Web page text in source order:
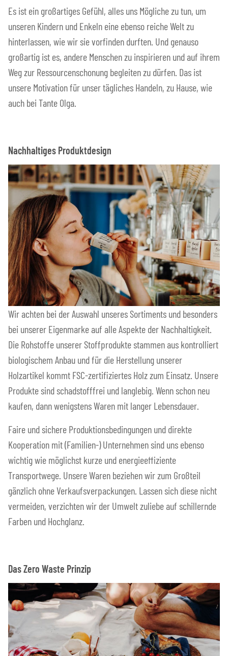
Es ist ein großartiges Gefühl, alles uns Mögliche zu tun, um
unseren Kindern und Enkeln eine ebenso reiche Welt zu
hinterlassen, wie wir sie vorfinden durften. Und genauso
großartig ist es, andere Menschen zu inspirieren und auf ihrem
Weg zur Ressourcenschonung begleiten zu dürfen. Das ist
unsere Motivation für unser tägliches Handeln, zu Hause, wie
auch bei Tante Olga.
Nachhaltiges Produktdesign
Wir achten bei der Auswahl unseres Sortiments und besonders
bei unserer Eigenmarke auf alle Aspekte der Nachhaltigkeit.
Die Rohstoffe unserer Stoffprodukte stammen aus kontrolliert
biologischem Anbau und für die Herstellung unserer
Holzartikel kommt FSC-zertifiziertes Holz zum Einsatz. Unsere
Produkte sind schadstofffrei und langlebig. Wenn schon neu
kaufen, dann wenigstens Waren mit langer Lebensdauer.
Faire und sichere Produktionsbedingungen und direkte
Kooperation mit (Familien-) Unternehmen sind uns ebenso
wichtig wie möglichst kurze und energieeffiziente
Transportwege. Unsere Waren beziehen wir zum Großteil
gänzlich ohne Verkaufsverpackungen. Lassen sich diese nicht
vermeiden, verzichten wir der Umwelt zuliebe auf schillernde
Farben und Hochglanz.
Das Zero Waste Prinzip